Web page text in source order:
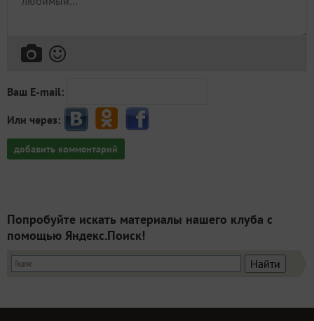
Ваш E-mail:
Или через:
добавить комментарий
Попробуйте искать материалы нашего клуба с
помощью Яндекс.Поиск!